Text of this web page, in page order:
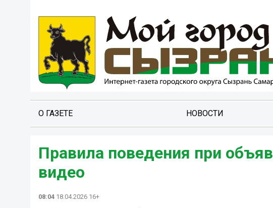
О ГАЗЕТЕ НОВОСТИ
Правила поведения при
видео ️
08:04 18.04.2026 16+